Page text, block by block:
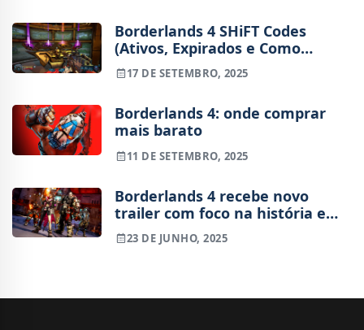
Borderlands 4 SHiFT Codes
(Ativos, Expirados e Como
Resgatar)
17 DE SETEMBRO, 2025
Borderlands 4: onde comprar
mais barato
11 DE SETEMBRO, 2025
Borderlands 4 recebe novo
trailer com foco na história e
intensifica as expectativas
23 DE JUNHO, 2025